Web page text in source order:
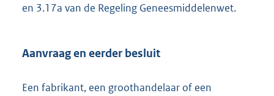
en 3.17a van de Regeling Geneesmiddelenwet.
Aanvraag en eerder besluit
Een fabrikant, een groothandelaar of een